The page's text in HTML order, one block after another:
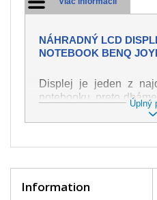
NÁHRADNÝ LCD
NOTEBOOK BENQ
Displej je jeden z
notebooku, preto
tohto
zobrazovaniu textu
najväčšou
poškodenie napr.
Úplný
Information